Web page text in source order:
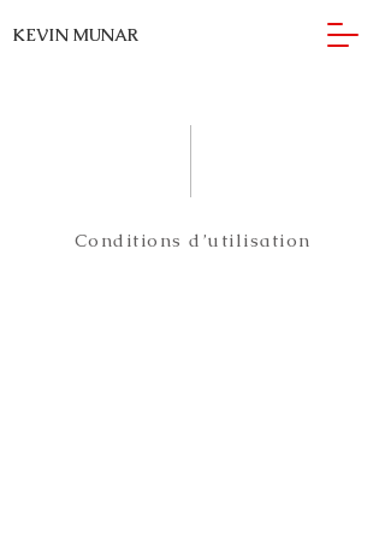
KEVIN MUNAR
Conditions d’utilisation